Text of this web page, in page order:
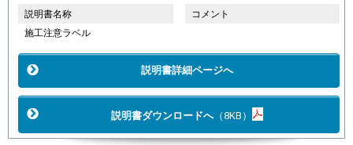
説明書名称
施工注意ラベル
コメント
説明書詳細ページへ
説明書ダウンロードへ（8KB）